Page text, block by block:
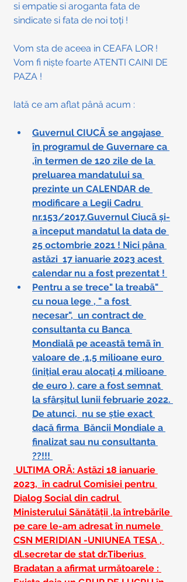
si empatie si aroganta fata de
sindicate si fata de noi toți !
Vom sta de aceea in CEAFA LOR !
Vom fi niște foarte ATENTI CAINI DE
PAZA !
Iată ce am aflat până acum :
Guvernul CIUCĀ se angajase
în programul de Guvernare ca
,în termen de 120 zile de la
preluarea mandatului sa
prezinte un CALENDAR de
modificare a Legii Cadru
nr.153/2017.Guvernul Ciucā și-
a început mandatul la data de
25 octombrie 2021 ! Nici pâna
astăzi  17 ianuarie 2023 acest
calendar nu a fost prezentat !
Pentru a se trece" la treabā"
cu noua lege , " a fost
necesar",  un contract de
consultanta cu Banca
Mondialā pe aceastā temā în
valoare de ,1,5 milioane euro
(inițial erau alocați 4 milioane
de euro ), care a fost semnat
la sfârșitul lunii februarie 2022.
De atunci,  nu se știe exact
dacă firma  Băncii Mondiale a
finalizat sau nu consultanta
??!!!
2023,  în cadrul Comisiei pentru
Dialog Social din cadrul
Ministerului Sănătății ,la întrebările
pe care le-am adresat în numele
CSN MERIDIAN -UNIUNEA TESA ,
dl.secretar de stat dr.Tiberius
Bradatan a afirmat următoarele :